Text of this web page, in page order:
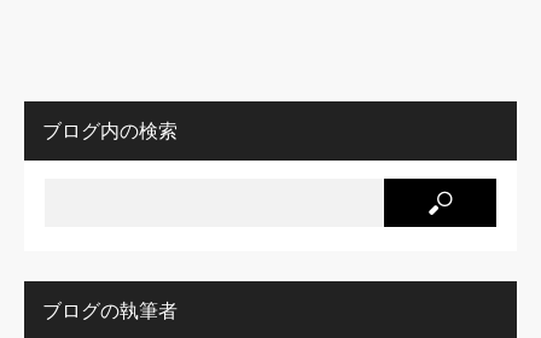
ブログ内の検索
ブログの執筆者